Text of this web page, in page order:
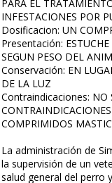
PARA EL
INFESTACIONES POR
Dosificacion: UN
Presentación:
SEGUN PESO DEL
Conservación: EN
DE LA LUZ
Contraindicaciones: NO
COMPRIMIDOS
La administración de
la supervisión de un
salud general del perro